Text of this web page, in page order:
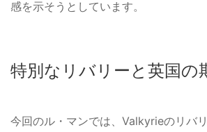
感を示そうとしています。
特別なリバリーと英国の
今回のル・マンでは、Valkyrieのリバ